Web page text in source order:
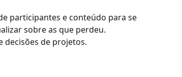
participantes e conteúdo para se
sobre as que perdeu.
decisões de projetos.